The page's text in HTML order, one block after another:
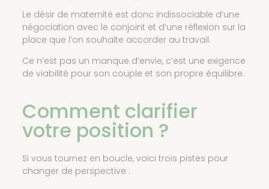
Le désir de maternité est donc indissociable d’une
négociation avec le conjoint et d’une réflexion sur la
place que l’on souhaite accorder au travail.
Ce n’est pas un manque d’envie, c’est une exigence
de viabilité pour son couple et son propre équilibre.
Comment clarifier
votre position ?
Si vous tournez en boucle, voici trois pistes pour
changer de perspective :